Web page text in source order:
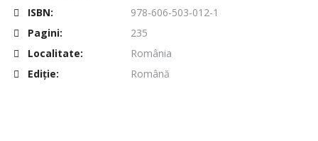
ISBN:
978-606-503-012-1
Pagini:
235
Localitate:
România
Ediţie:
Română